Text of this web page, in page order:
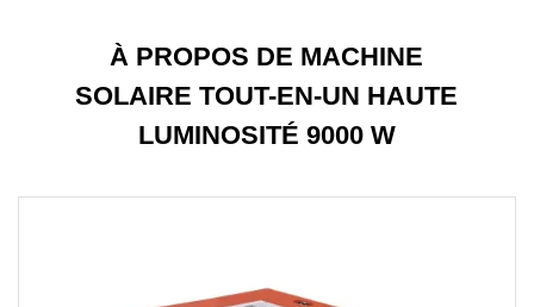
À PROPOS DE MACHINE
SOLAIRE TOUT-EN-UN HAUTE
LUMINOSITÉ 9000 W